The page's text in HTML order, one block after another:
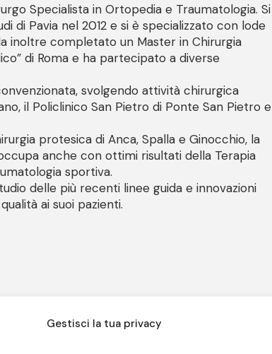
Gestisci la tua privacy
Specialista in Ortopedia e Traumatologia. Si
di Pavia nel 2012 e si è specializzato con lode
inoltre completato un Master in Chirurgia
di Roma e ha partecipato a diverse
svolgendo attività chirurgica
il Policlinico San Pietro di Ponte San Pietro e
protesica di Anca, Spalla e Ginocchio, la
anche con ottimi risultati della Terapia
sportiva.
delle più recenti linee guida e innovazioni
ai suoi pazienti.